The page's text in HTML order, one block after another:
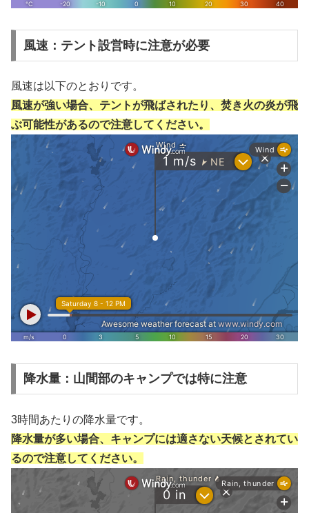
風速：テント設営時に注意が必要
風速は以下のとおりです。
風速が強い場合、テントが飛ばされたり、焚き火の炎が飛
ぶ可能性があるので注意してください。
降水量：山間部のキャンプでは特に注意
3時間あたりの降水量です。
降水量が多い場合、キャンプには適さない天候とされてい
るので注意してください。